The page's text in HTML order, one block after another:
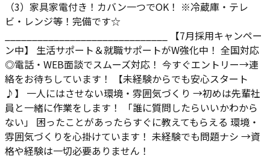
（3）家具家電付き！カバン一つでOK！ ※冷蔵庫・テレ
ビ・レンジ等！完備です☆
______________________________ 【7月採用キャンペー
ン中】 生活サポート＆就職サポートがW強化中！ 全国対応
◎電話・WEB面談でスムーズ対応！ 今すぐエントリー→連
絡をお待ちしています！ 【未経験からでも安心スタート
♪】 一人にはさせない環境・雰囲気づくり →初めは先輩社
員と一緒に作業をします！ 「誰に質問したらいいかわから
ない」 困ったことがあったらすぐに教えてもらえる 環境・
雰囲気づくりを心掛けています！ 未経験でも問題ナシ →資
格や経験は一切必要ありません！